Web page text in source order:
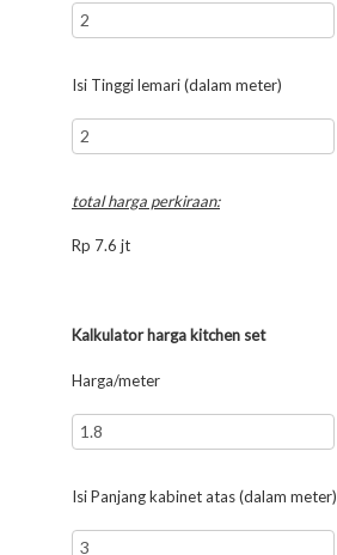
Isi Tinggi lemari (dalam meter)
total harga perkiraan:
Rp 7.6 jt
Kalkulator harga kitchen set
Harga/meter
Isi Panjang kabinet atas (dalam meter)